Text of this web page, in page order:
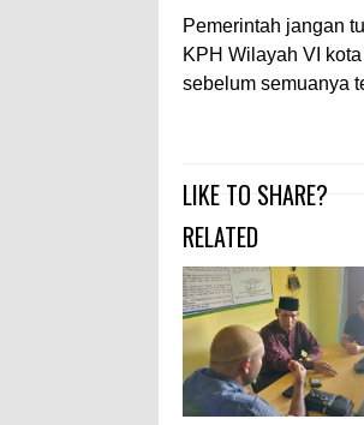
Pemerintah jangan
KPH Wilayah VI
sebelum semuanya
LIKE TO SHARE?
RELATED